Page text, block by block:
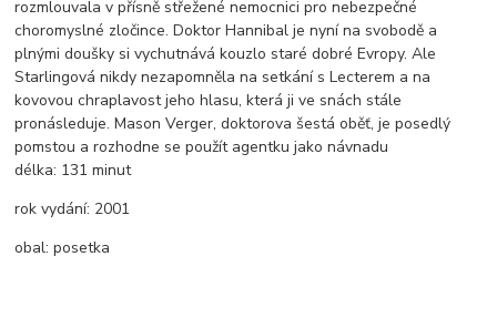
rozmlouvala v přísně střežené nemocnici pro nebezpečné
choromyslné zločince. Doktor Hannibal je nyní na svobodě a
plnými doušky si vychutnává kouzlo staré dobré Evropy. Ale
Starlingová nikdy nezapomněla na setkání s Lecterem a na
kovovou chraplavost jeho hlasu, která ji ve snách stále
pronásleduje. Mason Verger, doktorova šestá oběť, je posedlý
pomstou a rozhodne se použít agentku jako návnadu
délka: 131 minut
rok vydání: 2001
obal: posetka